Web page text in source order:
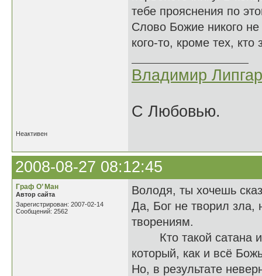
тебе прояснения по
Слово Божие никого
кого-то, кроме тех,
Владимир
С Любовью.
Неактивен
2008-08-27 08:12:45
Граф О’ Ман
Автор сайта
Зарегистрирован: 2007-02-14
Сообщений: 2562
Володя, ты хочешь
Да, Бог не творил
творениям.
Кто такой сатана
который, как и всё
Но, в результате